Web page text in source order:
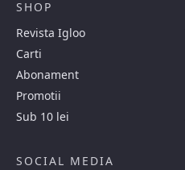
SHOP
Revista Igloo
Carti
Abonament
Promotii
Sub 10 lei
SOCIAL MEDIA